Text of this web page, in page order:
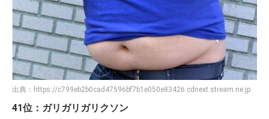
出典： https://c799eb2b0cad47596bf7b1e050e83426.cdnext.stream.ne.jp
41位：ガリガリガリクソン